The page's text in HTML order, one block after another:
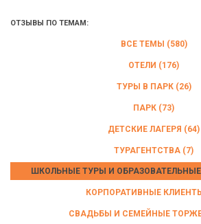
ОТЗЫВЫ ПО ТЕМАМ:
ВСЕ ТЕМЫ (580)
ОТЕЛИ (176)
ТУРЫ В ПАРК (26)
ПАРК (73)
ДЕТСКИЕ ЛАГЕРЯ (64)
ТУРАГЕНТСТВА (7)
ШКОЛЬНЫЕ ТУРЫ И
КОРПОРАТИВНЫЕ
СВАДЬБЫ И СЕМЕЙНЫЕ